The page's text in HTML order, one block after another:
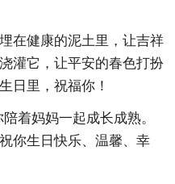
在健康的泥土里，让吉祥
灌它，让平安的春色打扮
日里，祝福你！
着妈妈一起成长成熟。
你生日快乐、温馨、幸